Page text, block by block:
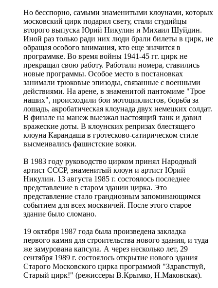
Но бесспорно, самыми знаменитыми клоунами, которых
московский цирк подарил свету, стали студийцы
второго выпуска Юрий Никулин и Михаил Шуйдин.
Иной раз только ради них люди брали билеты в цирк, не
обращая особого внимания, кто еще значится в
программке. Во время войны 1941-45 гг. цирк не
прекращал свою работу. Работали номера, ставились
новые программы. Особое место в постановках
занимали трюковые эпизоды, связанные с военными
действиями. На арене, в знаменитой пантомиме "Трое
наших", происходили бои мотоциклистов, борьба за
лошадь, акробатическая клоунада двух немецких солдат.
В финале на манеж выезжал настоящий танк и давил
вражеские доты. В клоунских репризах блестящего
клоуна Карандаша в гротесково-сатирическом стиле
высмеивались фашистские вояки.
В 1983 году руководство цирком принял Народный
артист СССР, знаменитый клоун и артист Юрий
Никулин. 13 августа 1985 г. состоялось последнее
представление в старом здании цирка. Это
представление стало грандиозным запоминающимся
событием для всех москвичей. После этого старое
здание было сломано.
19 октября 1987 года была произведена закладка
первого камня для строительства нового здания, и туда
же замурована капсула. А через несколько лет, 29
сентября 1989 г. состоялось открытие нового здания
Старого Московского цирка программой "Здравствуй,
Старый цирк!" (режиссеры В.Крымко, Н.Маковская).